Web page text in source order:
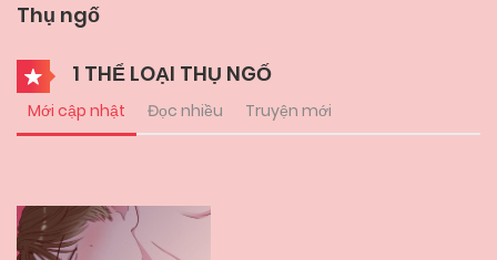
Thụ ngố
1 THỂ LOẠI THỤ NGỐ
Mới cập nhật Đọc nhiều Truyện mới